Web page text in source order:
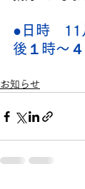
●日時　11
後１時～
お知らせ